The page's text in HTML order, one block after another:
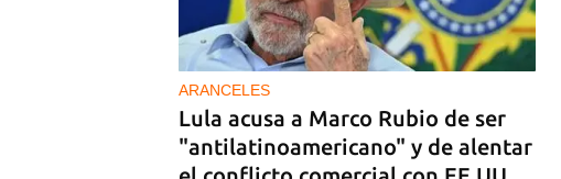
junto a Chucho Valdés
ARANCELES
Lula acusa a Marco Rubio de ser
"antilatinoamericano" y de alentar